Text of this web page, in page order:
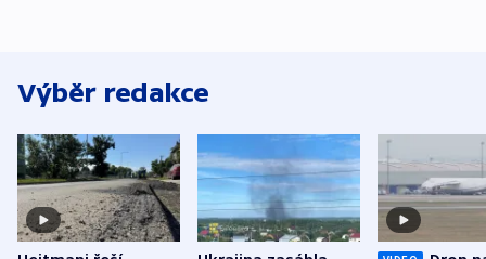
Výběr redakce